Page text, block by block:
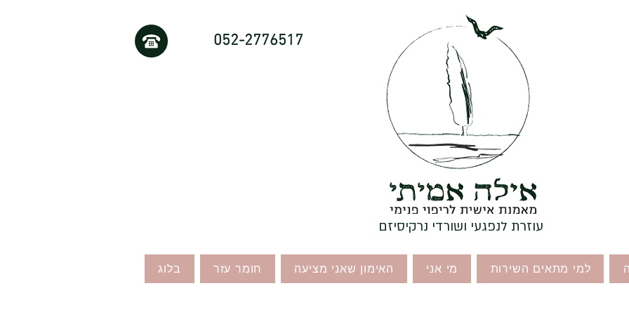
052-2776517
עוזרת לנפגעי ושורדי נרקיסיזם
למי מתאים השירות מי אני האימון שאני מציעה חומר עזר בלוג